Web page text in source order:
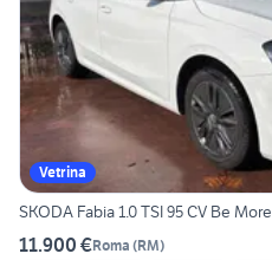
Vetrina
SKODA Fabia 1.0 TSI 95 CV Be More
11.900 €Roma (RM)